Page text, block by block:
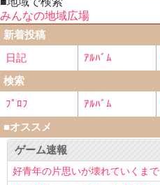
みんなの地域広場
新着投稿
日記
ｱﾙﾊﾞﾑ
検索
ﾌﾟﾛﾌ
ｱﾙﾊﾞﾑ
■オススメ
ゲーム速報
好青年の片思いが壊れていくまで